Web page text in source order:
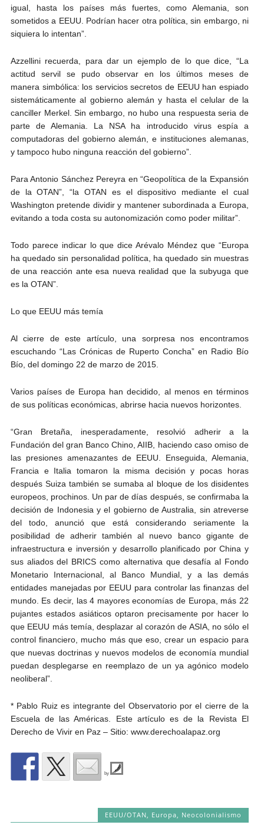
igual, hasta los países más fuertes, como Alemania, son
sometidos a EEUU. Podrían hacer otra política, sin embargo, ni
siquiera lo intentan”.
Azzellini recuerda, para dar un ejemplo de lo que dice, “La
actitud servil se pudo observar en los últimos meses de
manera simbólica: los servicios secretos de EEUU han espiado
sistemáticamente al gobierno alemán y hasta el celular de la
canciller Merkel. Sin embargo, no hubo una respuesta seria de
parte de Alemania. La NSA ha introducido virus espía a
computadoras del gobierno alemán, e instituciones alemanas,
y tampoco hubo ninguna reacción del gobierno”.
Para Antonio Sánchez Pereyra en “Geopolítica de la Expansión
de la OTAN”, “la OTAN es el dispositivo mediante el cual
Washington pretende dividir y mantener subordinada a Europa,
evitando a toda costa su autonomización como poder militar”.
Todo parece indicar lo que dice Arévalo Méndez que “Europa
ha quedado sin personalidad política, ha quedado sin muestras
de una reacción ante esa nueva realidad que la subyuga que
es la OTAN”.
Lo que EEUU más temía
Al cierre de este artículo, una sorpresa nos encontramos
escuchando “Las Crónicas de Ruperto Concha” en Radio Bío
Bío, del domingo 22 de marzo de 2015.
Varios países de Europa han decidido, al menos en términos
de sus políticas económicas, abrirse hacia nuevos horizontes.
“Gran Bretaña, inesperadamente, resolvió adherir a la
Fundación del gran Banco Chino, AIIB, haciendo caso omiso de
las presiones amenazantes de EEUU. Enseguida, Alemania,
Francia e Italia tomaron la misma decisión y pocas horas
después Suiza también se sumaba al bloque de los disidentes
europeos, prochinos. Un par de días después, se confirmaba la
decisión de Indonesia y el gobierno de Australia, sin atreverse
del todo, anunció que está considerando seriamente la
posibilidad de adherir también al nuevo banco gigante de
infraestructura e inversión y desarrollo planificado por China y
sus aliados del BRICS como alternativa que desafía al Fondo
Monetario Internacional, al Banco Mundial, y a las demás
entidades manejadas por EEUU para controlar las finanzas del
mundo. Es decir, las 4 mayores economías de Europa, más 22
pujantes estados asiáticos optaron precisamente por hacer lo
que EEUU más temía, desplazar al corazón de ASIA, no sólo el
control financiero, mucho más que eso, crear un espacio para
que nuevas doctrinas y nuevos modelos de economía mundial
puedan desplegarse en reemplazo de un ya agónico modelo
neoliberal”.
* Pablo Ruiz es integrante del Observatorio por el cierre de la
Escuela de las Américas. Este artículo es de la Revista El
Derecho de Vivir en Paz – Sitio: www.derechoalapaz.org
by
EEUU/OTAN Europa Neocolonialismo